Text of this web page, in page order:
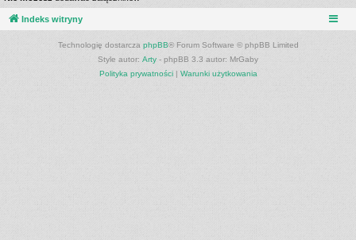
Indeks witryny
Technologię dostarcza phpBB® Forum Software © phpBB Limited
Style autor: Arty - phpBB 3.3 autor: MrGaby
Polityka prywatności| Warunki użytkowania